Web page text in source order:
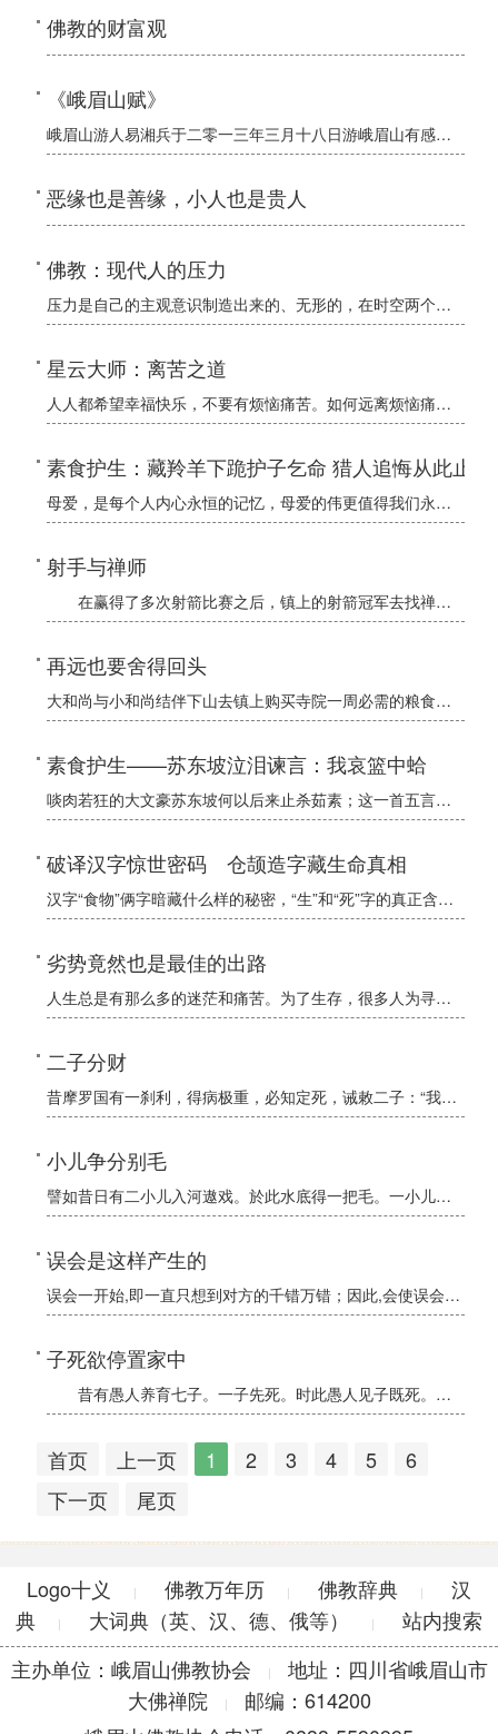
佛教的财富观
《峨眉山赋》
峨眉山游人易湘兵于二零一三年三月十八日游峨眉山有感，遂作此赋。
恶缘也是善缘，小人也是贵人
佛教：现代人的压力
压力是自己的主观意识制造出来的、无形的，在时空两个方面，收缩了自己的生存时空，将自己局限在更小的有限的时空，所谓作茧自缚！完全是自己内心缺乏静悟意识和功夫，自己制造出来的，没必要，完全可以通过一定的方
星云大师：离苦之道
人人都希望幸福快乐，不要有烦恼痛苦。如何远离烦恼痛苦呢？星云大师开市离苦之道： 一、要明因识果。 二、要谨言慎行。 三、要防非止恶。 四、要摄心正念。
素食护生：藏羚羊下跪护子乞命 猎人追悔从此止杀
母爱，是每个人内心永恒的记忆，母爱的伟更值得我们永远的赞颂，但是其他生命到底与我们有多少区别，除了形体有异智慧不等，动物们是不是跟人类一样也有着撼动天地的母爱与触动心灵的情感，它们是不是也与我们一样也
射手与禅师
在赢得了多次射箭比赛之后，镇上的射箭冠军去找禅师。 “我是最棒的，”他说，“我并没有研究宗教。从未向任何和尚求助过，但却成功地成为了整个地区最好的射手。我听说你曾经是整个地区最好的
再远也要舍得回头
大和尚与小和尚结伴下山去镇上购买寺院一周必需的粮食。去镇上的路有两条：一条是远路，需绕过一座大山，趟过一条小溪，来回近一天的路程；一条是近路，只需沿山路下得山来，再过一条大河即可，不过河上只有一座年久
素食护生——苏东坡泣泪谏言：我哀篮中蛤
啖肉若狂的大文豪苏东坡何以后来止杀茹素；这一首五言韵诗饱含着诗人怎样的悲悯情怀；口腹之欲与生灵的苦难如何引发了诗人细致深切的感怀；诗中提到的人物和典故又有着怎样的传奇过往。请与我们一同品读苏东坡留给我
破译汉字惊世密码 仓颉造字藏生命真相
汉字“食物”俩字暗藏什么样的秘密，“生”和“死”字的真正含义又分别是什么呢，“素”和“肉”两个字蕴含着怎样截然相反的生命归宿……。本文别开生面理据新颖，为我们展示了五千年前中华民族的文字先圣仓颉创造的
劣势竟然也是最佳的出路
人生总是有那么多的迷茫和痛苦。为了生存，很多人为寻找出路正在迷惑、彷徨：我的出路在哪里？有人在迷惑和矛盾中找到了出路；有人不知道如何来解救自己，于是选择了绝路，放弃了人生，放弃了生命。
二子分财
昔摩罗国有一刹利，得病极重，必知定死，诫敕二子：“我死之后，善分财物。”二子随教，于其死后，分作二分。
小儿争分别毛
譬如昔日有二小儿入河遨戏。於此水底得一把毛。一小儿言此是仙须。一小儿言此是罴毛。
误会是这样产生的
误会一开始,即一直只想到对方的千错万错；因此,会使误会越陷越深,弄到不可收拾的地步,人对无知的动物小狗发生误会,尚且会有如此可怕严重的后果,这样人与人之间的误会,则其后果更是难以想象。
子死欲停置家中
昔有愚人养育七子。一子先死。时此愚人见子既死。便欲停置於其家中。自欲弃去。
首页 上一页 1 2 3 4 5
6
下一页
尾页
Logo十义 | 佛教万年历 | 佛教辞典 |
汉
典
| 大词典（英、汉、德、俄等） |
站内搜索
主办单位：峨眉山佛教协会
|
地址：四川省峨眉山市
大佛禅院
|
邮编：614200